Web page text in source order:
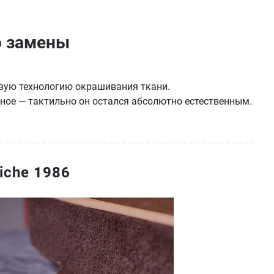
замены
технологию окрашивания ткани.
— тактильно он остался абсолютно естественным.
1986